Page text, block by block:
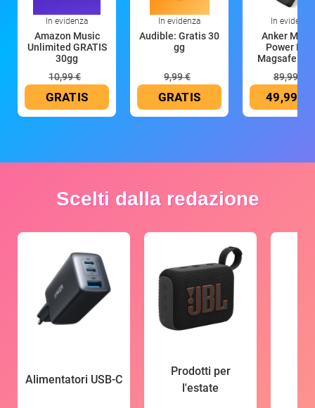
In evidenza
Amazon Music
Unlimited GRATIS
30gg
10,99 €
GRATIS
In evidenza
Audible: Gratis 30
gg
9,99 €
GRATIS
In evidenza
Anker
Power
Magsafe
89,99 €
49,99 €
Scelti dalla redazione
Alimentatori USB-C
Prodotti per
l'estate